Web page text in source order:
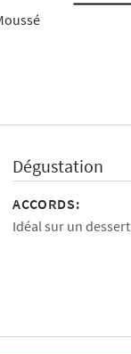
Dégustation
ACCORDS:
Idéal sur un dessert